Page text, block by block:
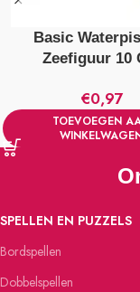
Basic
Zeefiguur 10
€0,97
TOEVOEGEN
SPELLEN EN PUZZELS
Bordspellen
Dobbelspellen